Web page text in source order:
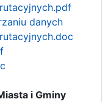
danych
i Gminy